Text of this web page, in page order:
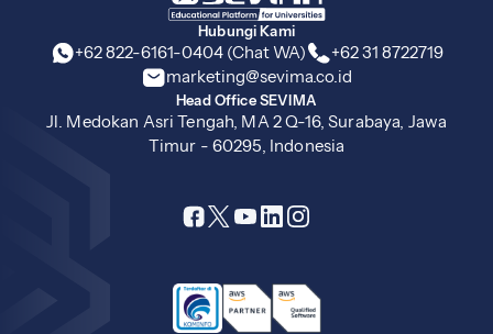
Hubungi Kami
+62 822-6161-0404 (Chat WA)
+62 31 8722719
marketing@sevima.co.id
Head Office SEVIMA
Jl. Medokan Asri Tengah, MA 2 Q-16, Surabaya, Jawa
Timur - 60295, Indonesia